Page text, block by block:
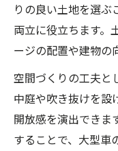
りの良い土地を選ぶ
両立に役立ちます。
ージの配置や建物の
空間づくりの工夫と
中庭や吹き抜けを設
開放感を演出できま
することで、大型車